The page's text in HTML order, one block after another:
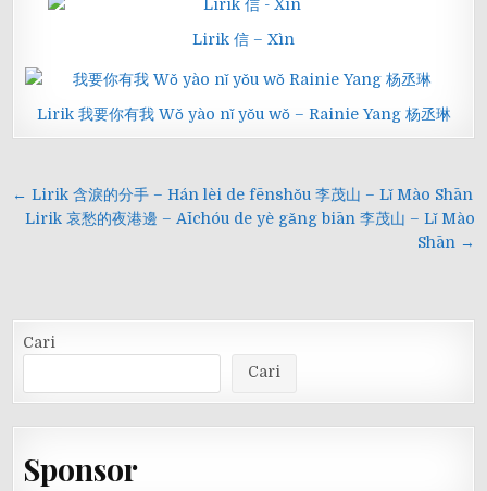
Lirik 信 – Xìn
Lirik 我要你有我 Wǒ yào nǐ yǒu wǒ – Rainie Yang 杨丞琳
Navigasi
pos
← Lirik 含淚的分手 – Hán lèi de fēnshǒu 李茂山 – Lǐ Mào Shān
Lirik 哀愁的夜港邊 – Āichóu de yè gǎng biān 李茂山 – Lǐ Mào
Shān →
Cari
Cari
Sponsor